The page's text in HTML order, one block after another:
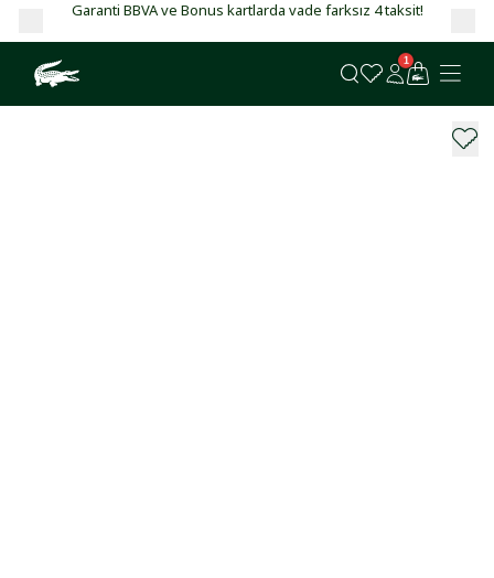
Garanti BBVA ve Bonus kartlarda vade farksız 4 taksit!
1